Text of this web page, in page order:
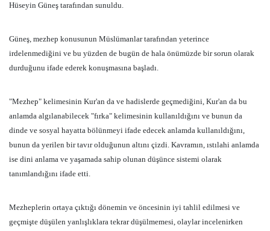
Hüseyin Güneş tarafından sunuldu.
Güneş, mezhep konusunun Müslümanlar tarafından yeterince
irdelenmediğini ve bu yüzden de bugün de hala önümüzde bir sorun olarak
durduğunu ifade ederek konuşmasına başladı.
"Mezhep" kelimesinin Kur'an da ve hadislerde geçmediğini, Kur'an da bu
anlamda algılanabilecek "fırka" kelimesinin kullanıldığını ve bunun da
dinde ve sosyal hayatta bölünmeyi ifade edecek anlamda kullanıldığını,
bunun da yerilen bir tavır olduğunun altını çizdi. Kavramın, ıstılahi anlamda
ise dini anlama ve yaşamada sahip olunan düşünce sistemi olarak
tanımlandığını ifade etti.
Mezheplerin ortaya çıktığı dönemin ve öncesinin iyi tahlil edilmesi ve
geçmişte düşülen yanlışlıklara tekrar düşülmemesi, olaylar incelenirken